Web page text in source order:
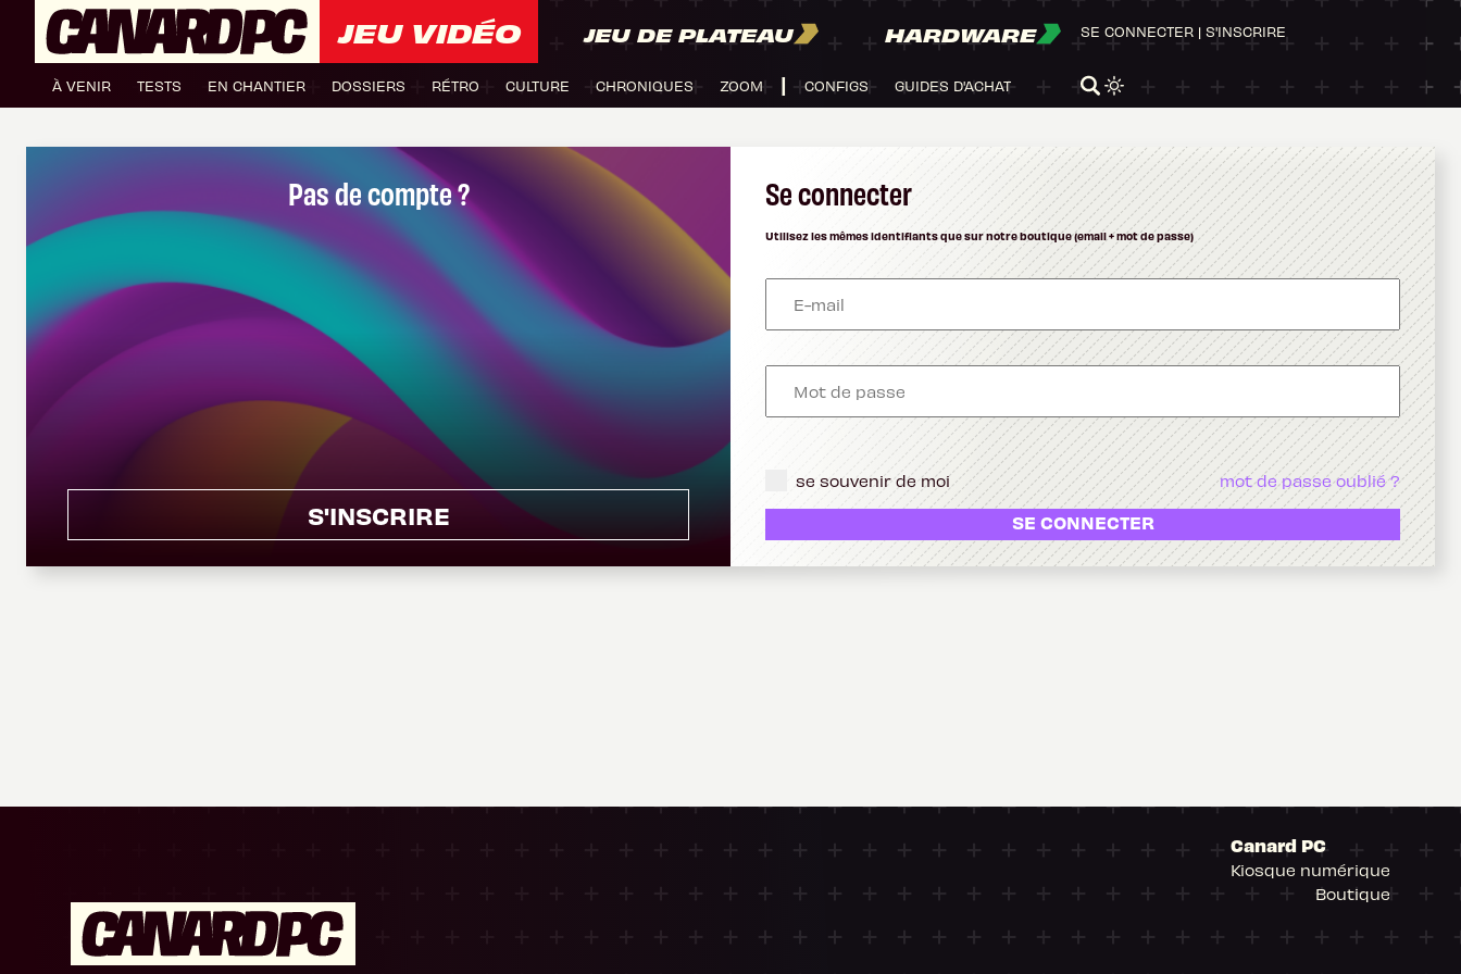
JEU VIDÉO JEU DE PLATEAU HARDWARE
À VENIR TESTS EN CHANTIER DOSSIERS RÉTRO CULTURE CHRONIQUES ZOOM CONFIGS GUIDES D'ACHAT
SE CONNECTER | S'INSCRIRE
Pas de compte ?
S'INSCRIRE
Se connecter
Utilisez les mêmes identifiants que sur notre boutique (email + mot de passe)
se souvenir de moi mot de passe oublié ?
SE CONNECTER
Canard PC
Kiosque numérique
Boutique